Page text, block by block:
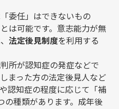
委任」はできないもの
は可能です。意志能力が無
法定後見制度を利用する
所が認知症の発症などで
まった方の法定後見人など
認知症の程度に応じて「補
の種類があります。成年後